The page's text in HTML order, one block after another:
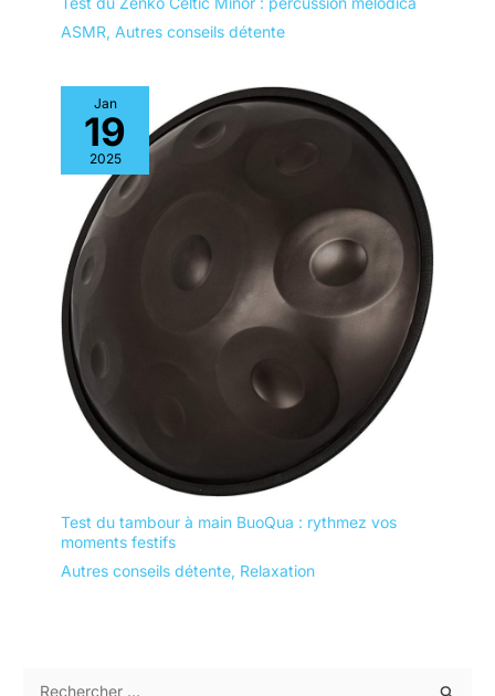
ASMR, Autres conseils détente
Jan
19
2025
Test du tambour à main BuoQua : rythmez vos
moments festifs
Autres conseils détente, Relaxation